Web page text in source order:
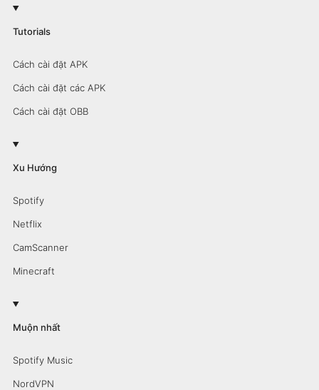
Tutorials
Cách cài đặt APK
Cách cài đặt các APK
Cách cài đặt OBB
Xu Hướng
Spotify
Netflix
CamScanner
Minecraft
Muộn nhất
Spotify Music
NordVPN